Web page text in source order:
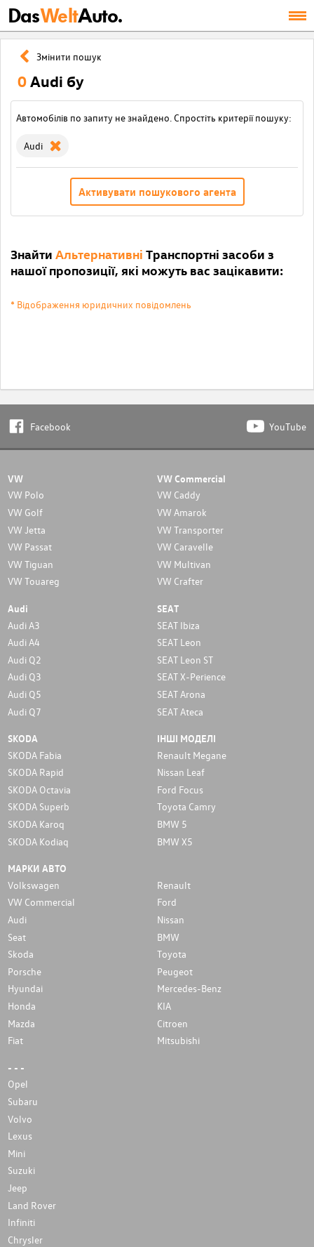
DasWeltAuto.
Змінити пошук
0Audi бу
Автомобілів по запиту не знайдено. Спростіть критерії пошуку:
Audi
Активувати пошукового агента
Знайти Альтернативні Транспортні засоби з
нашої пропозиції, які можуть вас зацікавити:
* Відображення юридичних повідомлень
Facebook YouTube
VW
VW Polo
VW Golf
VW Jetta
VW Passat
VW Tiguan
VW Touareg
VW Commercial
VW Caddy
VW Amarok
VW Transporter
VW Caravelle
VW Multivan
VW Crafter
Audi
Audi A3
Audi A4
Audi Q2
Audi Q3
Audi Q5
Audi Q7
SEAT
SEAT Ibiza
SEAT Leon
SEAT Leon ST
SEAT X-Perience
SEAT Arona
SEAT Ateca
SKODA
SKODA Fabia
SKODA Rapid
SKODA Octavia
SKODA Superb
SKODA Karoq
SKODA Kodiaq
ІНШІ МОДЕЛІ
Renault Megane
Nissan Leaf
Ford Focus
Toyota Camry
BMW 5
BMW X5
МАРКИ АВТО
Volkswagen
Renault
VW Commercial
Ford
Audi
Nissan
Seat
BMW
Skoda
Toyota
Porsche
Peugeot
Hyundai
Mercedes-Benz
Honda
KIA
Mazda
Citroen
Fiat
Mitsubishi
- - -
Opel
Subaru
Volvo
Lexus
Mini
Suzuki
Jeep
Land Rover
Infiniti
Chrysler